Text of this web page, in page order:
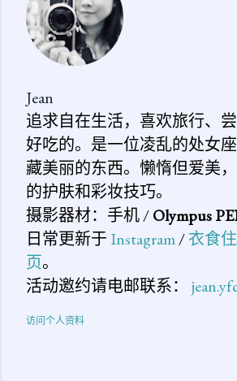
Jean
追求自在生活，喜欢旅行、
好吃的。是一位凌乱的处女
藏美丽的东西。懒惰但爱美
的护肤和彩妆技巧。
摄影器材：手机 /Olympus
日常更新于 Instagram/衣食
页。
活动邀约请电邮联系：
访问个人资料